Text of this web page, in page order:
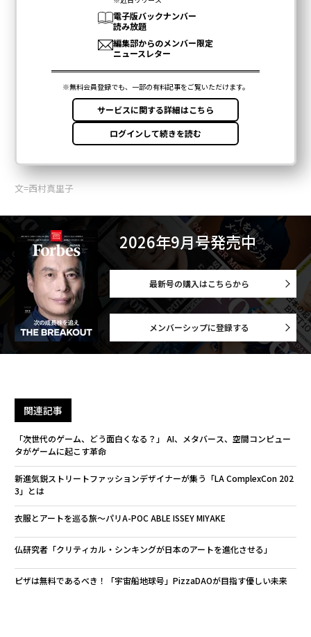
文=西村真里子
2026年9月号発売中
最新号の購入はこちらから
メンバーシップに登録する
関連記事
「次世代のゲーム、どう面白くなる？」 AI、メタバース、空間コンピュー
タがゲームに起こす革命
新進気鋭ストリートファッションデザイナーが集う「LA ComplexCon 202
3」とは
衣服とアートを巡る旅〜パリA-POC ABLE ISSEY MIYAKE
仏研究者「クリティカル・シンキングが日本のアートを進化させる」
ピザは無料であるべき！「宇宙船地球号」PizzaDAOが目指す優しい未来